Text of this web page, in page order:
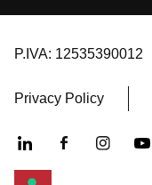
P.IVA: 12535390012
Privacy Policy